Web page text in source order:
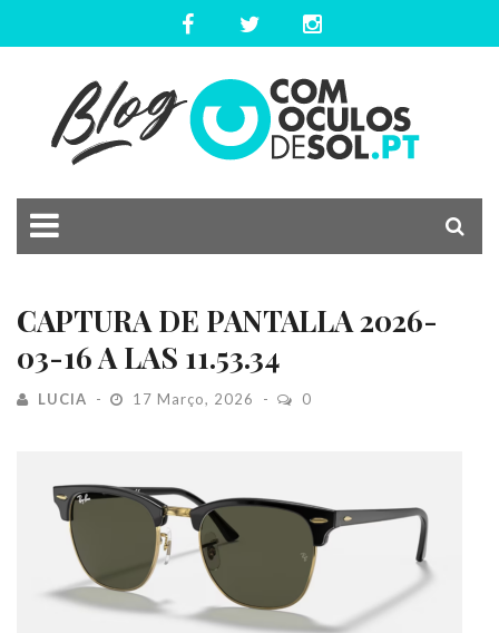
CAPTURA DE PANTALLA 2026-
03-16 A LAS 11.53.34
LUCIA 17 Março, 2026 0